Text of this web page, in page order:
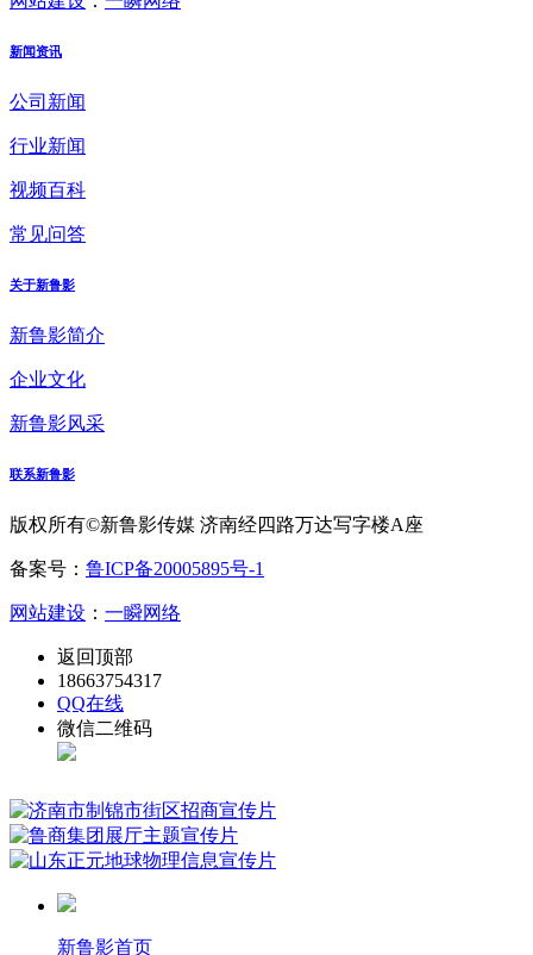
新闻资讯
公司新闻
行业新闻
视频百科
常见问答
关于新鲁影
新鲁影简介
企业文化
新鲁影风采
联系新鲁影
版权所有©新鲁影传媒 济南经四路万达写字楼A座
备案号： 鲁ICP备20005895号-1
网站建设 ： 一瞬网络
返回顶部
18663754317
QQ在线
微信二维码
新鲁影首页